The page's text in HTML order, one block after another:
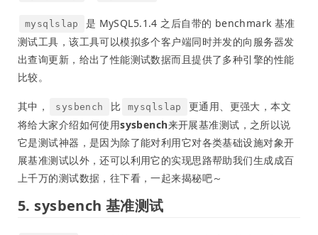
mysqlslap
是 MySQL5.1.4 之后自带的 benchmark 基准
测试工具，该工具可以模拟多个客户端同时并发的向服务器发
出查询更新，给出了性能测试数据而且提供了多种引擎的性能
比较。
其中， sysbench 比 mysqlslap
更通用、更强大，本文
将给大家介绍如何使用sysbench来开展基准测试，之所以说
它是测试神器，是因为除了能对利用它对各类基础设施对象开
展基准测试以外，还可以利用它的实现思路帮助我们生成成百
上千万的测试数据，往下看，一起来揭秘吧～
5. sysbench 基准测试